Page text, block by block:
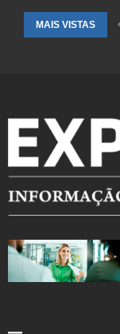
MAIS VISTAS
CIDADES